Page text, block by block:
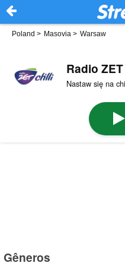
Poland > Masovia > Warsaw
Radio
Nastaw się na
Gêneros